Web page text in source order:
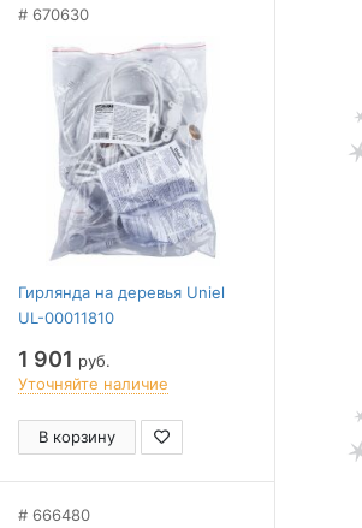
670630
Гирлянда на деревья Uniel
UL-00011810
1 901 руб.
Уточняйте наличие
В корзину
666480